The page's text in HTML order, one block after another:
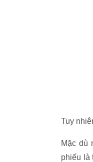
Tuy
Mặc dù
phiếu là